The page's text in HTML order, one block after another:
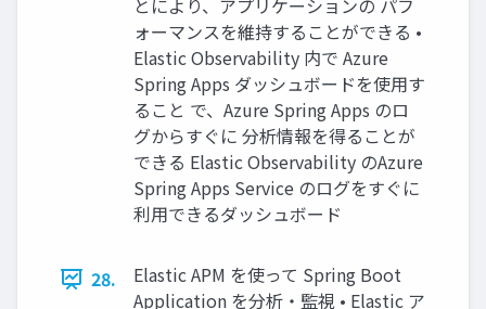
とにより、アプリケーションの パフ
ォーマンスを維持することができる •
Elastic Observability 内で Azure
Spring Apps ダッシュボードを使⽤す
ること で、Azure Spring Apps のロ
グからすぐに 分析情報を得ることが
できる Elastic Observability のAzure
Spring Apps Service のログをすぐに
利⽤できるダッシュボード
28.
Elastic APM を使って Spring Boot
Application を分析・監視 • Elastic ア